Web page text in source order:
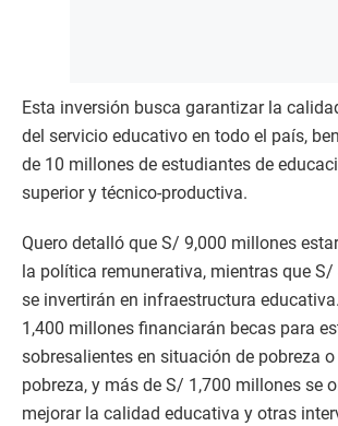
Esta inversión busca garantizar la
del servicio educativo en todo el país,
de 10 millones de estudiantes de
superior y técnico-productiva.
Quero detalló que S/ 9,000 millones
la política remunerativa, mientras que
se invertirán en infraestructura
1,400 millones financiarán becas para
sobresalientes en situación de pobreza
pobreza, y más de S/ 1,700 millones se
mejorar la calidad educativa y otras